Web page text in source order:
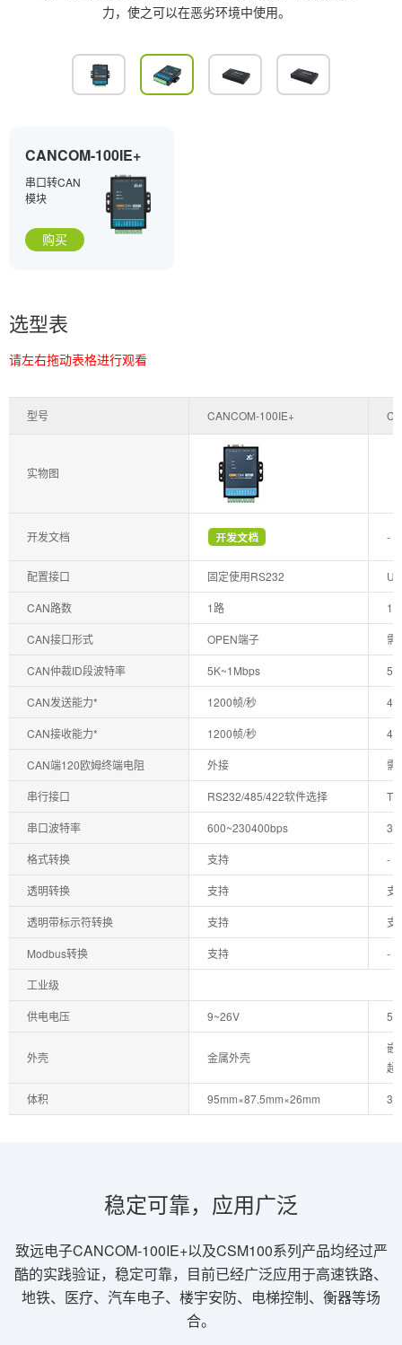
力，使之可以在恶劣环境中使用。
CANCOM-100IE+
串口转CAN
模块
购买
选型表
请左右拖动表格进行观看
型号 CANCOM-100IE+
实物图
开发文档 -
配置接口 固定使用RS232
CAN路数 1路 1
CAN接口形式 OPEN端子 需
CAN仲裁ID段波特率 5K~1Mbps
CAN发送能力* 1200帧/秒
CAN接收能力* 1200帧/秒
CAN端120欧姆终端电阻 外接 需
串行接口 RS232/485/422软件选择
串口波特率 600~230400bps
格式转换 支持 -
透明转换 支持 支
透明带标示符转换 支持 支
Modbus转换 支持 -
工业级
供电电压 9~26V 5V
外壳 金属外壳
嵌
超
体积 95mm×87.5mm×26mm
稳定可靠，应用广泛
致远电子CANCOM-100IE+以及CSM100系列产品均经过严
酷的实践验证，稳定可靠，目前已经广泛应用于高速铁路、
地铁、医疗、汽车电子、楼宇安防、电梯控制、衡器等场
合。